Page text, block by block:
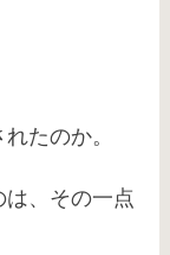
たのか。
、その一点